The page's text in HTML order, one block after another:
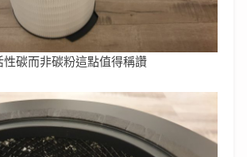
性碳而非碳粉這點值得稱讚